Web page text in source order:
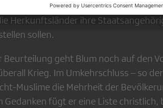
ist besiegt. Da seine Kämpfer
Herkunftsländer ihre
sollen.
Beurteilung geht Blum noch auf den
Krieg. Im Umkehrschluss – so
Muslime die Mehrheit der
Gedanken fügt er eine Liste